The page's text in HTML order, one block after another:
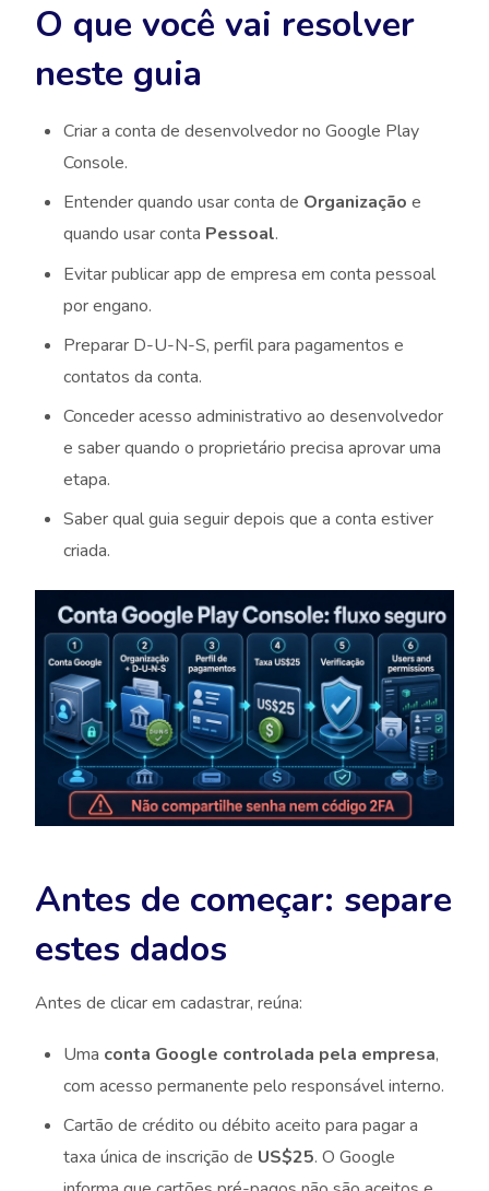
O que você vai resolver
neste guia
Criar a conta de desenvolvedor no Google Play
Console.
Entender quando usar conta de Organização e
quando usar conta Pessoal.
Evitar publicar app de empresa em conta pessoal
por engano.
Preparar D-U-N-S, perfil para pagamentos e
contatos da conta.
Conceder acesso administrativo ao desenvolvedor
e saber quando o proprietário precisa aprovar uma
etapa.
Saber qual guia seguir depois que a conta estiver
criada.
Antes de começar: separe
estes dados
Antes de clicar em cadastrar, reúna:
Uma conta Google controlada pela empresa,
com acesso permanente pelo responsável interno.
Cartão de crédito ou débito aceito para pagar a
taxa única de inscrição de US$25. O Google